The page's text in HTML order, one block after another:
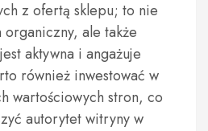
z ofertą sklepu; to nie
ale także
aktywna i angażuje
również inwestować w
wartościowych stron, co
autorytet witryny w